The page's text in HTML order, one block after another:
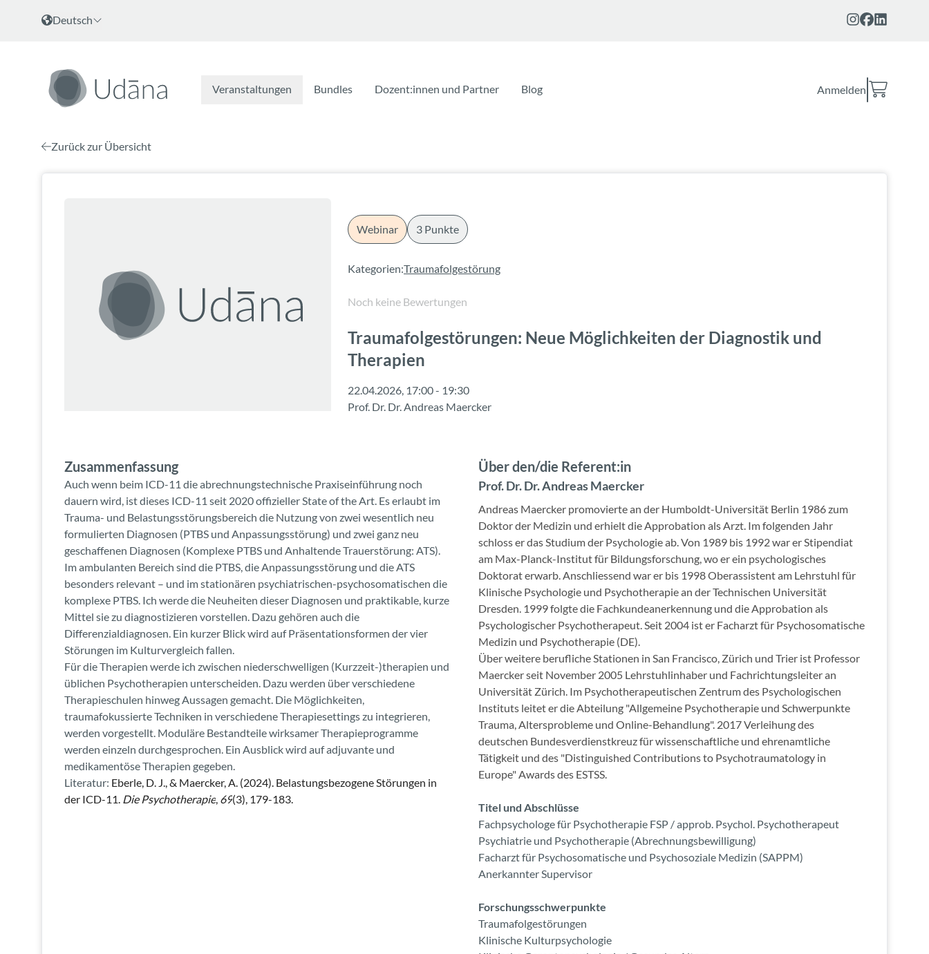
Zum Inhalt
Sprache wählen
Deutsch
Veranstaltungen Bundles Dozent:innen und Partner Blog Anmelden
Zurück zur Übersicht
Webinar 3 Punkte
Kategorien:Traumafolgestörung
Noch keine Bewertungen
Traumafolgestörungen: Neue Möglichkeiten der Diagnostik und
Therapien
22.04.2026, 17:00 - 19:30
Prof. Dr. Dr. Andreas Maercker
Zusammenfassung
Auch wenn beim ICD-11 die abrechnungstechnische Praxiseinführung noch
dauern wird, ist dieses ICD-11 seit 2020 offizieller State of the Art. Es erlaubt im
Trauma- und Belastungsstörungsbereich die Nutzung von zwei wesentlich neu
formulierten Diagnosen (PTBS und Anpassungsstörung) und zwei ganz neu
geschaffenen Diagnosen (Komplexe PTBS und Anhaltende Trauerstörung: ATS).
Im ambulanten Bereich sind die PTBS, die Anpassungsstörung und die ATS
besonders relevant – und im stationären psychiatrischen-psychosomatischen die
komplexe PTBS. Ich werde die Neuheiten dieser Diagnosen und praktikable, kurze
Mittel sie zu diagnostizieren vorstellen. Dazu gehören auch die
Differenzialdiagnosen. Ein kurzer Blick wird auf Präsentationsformen der vier
Störungen im Kulturvergleich fallen.
Für die Therapien werde ich zwischen niederschwelligen (Kurzzeit-)therapien und
üblichen Psychotherapien unterscheiden. Dazu werden über verschiedene
Therapieschulen hinweg Aussagen gemacht. Die Möglichkeiten,
traumafokussierte Techniken in verschiedene Therapiesettings zu integrieren,
werden vorgestellt. Moduläre Bestandteile wirksamer Therapieprogramme
werden einzeln durchgesprochen. Ein Ausblick wird auf adjuvante und
medikamentöse Therapien gegeben.
Literatur: Eberle, D. J., & Maercker, A. (2024). Belastungsbezogene Störungen in
der ICD-11. Die Psychotherapie, 69(3), 179-183.
Über den/die Referent:in
Prof. Dr. Dr. Andreas Maercker
Andreas Maercker promovierte an der Humboldt-Universität Berlin 1986 zum
Doktor der Medizin und erhielt die Approbation als Arzt. Im folgenden Jahr
schloss er das Studium der Psychologie ab. Von 1989 bis 1992 war er Stipendiat
am Max-Planck-Institut für Bildungsforschung, wo er ein psychologisches
Doktorat erwarb. Anschliessend war er bis 1998 Oberassistent am Lehrstuhl für
Klinische Psychologie und Psychotherapie an der Technischen Universität
Dresden. 1999 folgte die Fachkundeanerkennung und die Approbation als
Psychologischer Psychotherapeut. Seit 2004 ist er Facharzt für Psychosomatische
Medizin und Psychotherapie (DE).
Über weitere berufliche Stationen in San Francisco, Zürich und Trier ist Professor
Maercker seit November 2005 Lehrstuhlinhaber und Fachrichtungsleiter an
Universität Zürich. Im Psychotherapeutischen Zentrum des Psychologischen
Instituts leitet er die Abteilung "Allgemeine Psychotherapie und Schwerpunkte
Trauma, Altersprobleme und Online-Behandlung". 2017 Verleihung des
deutschen Bundesverdienstkreuz für wissenschaftliche und ehrenamtliche
Tätigkeit und des "Distinguished Contributions to Psychotraumatology in
Europe" Awards des ESTSS.
Titel und Abschlüsse
Fachpsychologe für Psychotherapie FSP / approb. Psychol. Psychotherapeut
Psychiatrie und Psychotherapie (Abrechnungsbewilligung)
Facharzt für Psychosomatische und Psychosoziale Medizin (SAPPM)
Anerkannter Supervisor
Forschungsschwerpunkte
Traumafolgestörungen
Klinische Kulturpsychologie